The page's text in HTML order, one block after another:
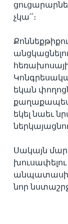
չկա՛՛։
եկան
եկել նաեւ
Սակայն
նոր